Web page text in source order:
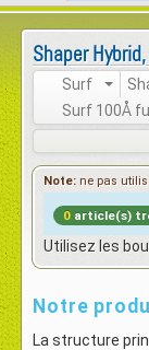
Shaper
Surf
Surf 100Å
Note: ne pas
0 article(s)
Utilisez les
Notre
La structure